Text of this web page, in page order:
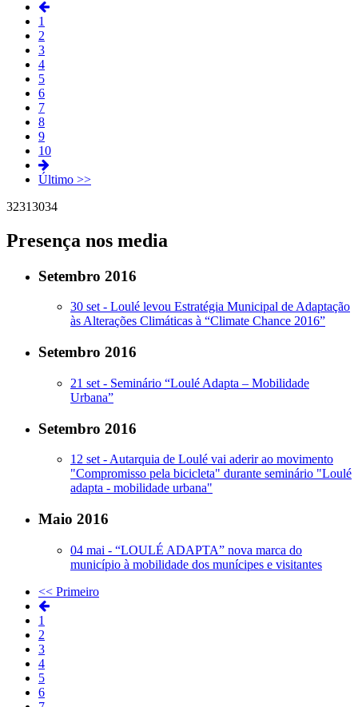
1
2
3
4
5
6
7
8
9
10
Último >>
32313034
Presença nos media
Setembro 2016
30 set - Loulé levou Estratégia Municipal de Adaptação
às Alterações Climáticas à “Climate Chance 2016”
Setembro 2016
21 set - Seminário “Loulé Adapta – Mobilidade
Urbana”
Setembro 2016
12 set - Autarquia de Loulé vai aderir ao movimento
"Compromisso pela bicicleta" durante seminário "Loulé
adapta - mobilidade urbana"
Maio 2016
04 mai - “LOULÉ ADAPTA” nova marca do
município à mobilidade dos munícipes e visitantes
<< Primeiro
1
2
3
4
5
6